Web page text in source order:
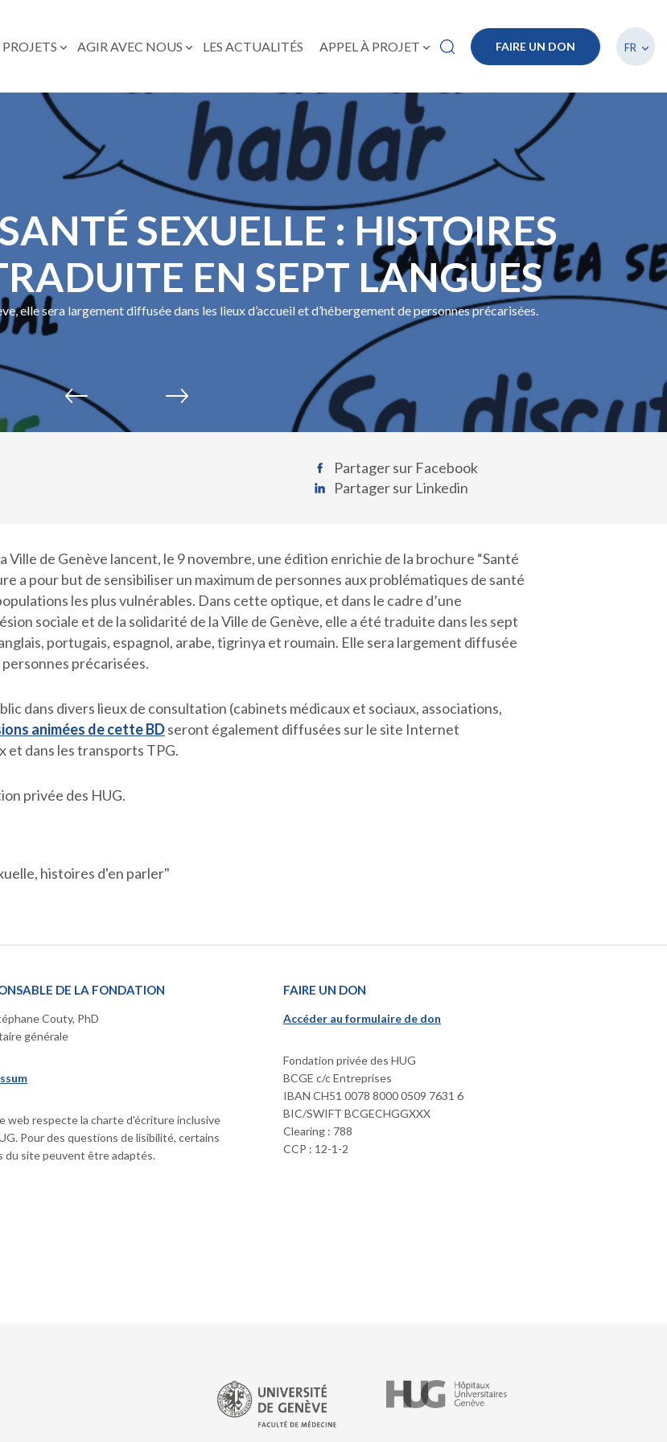
PROJETS AGIR AVEC NOUS LES ACTUALITÉS APPEL À PROJET FAIRE UN DON FR
Lister
SEXUELLE : HISTOIRES
EN SEPT LANGUES
elle sera largement diffusée dans les lieux d’accueil et d’hébergement de personnes précarisées.
Partager sur Facebook
Partager sur Linkedin
Ville de Genève lancent, le 9 novembre, une édition enrichie de la brochure “Santé
a pour but de sensibiliser un maximum de personnes aux problématiques de santé
les plus vulnérables. Dans cette optique, et dans le cadre d’une
sociale et de la solidarité de la Ville de Genève, elle a été traduite dans les sept
portugais, espagnol, arabe, tigrinya et roumain. Elle sera largement diffusée
précarisées.
dans divers lieux de consultation (cabinets médicaux et sociaux, associations,
animées de cette BDseront également diffusées sur le site Internet
et dans les transports TPG.
privée des HUG.
histoires d'en parler"
DE LA FONDATION
Couty, PhD
générale
web respecte la charte d'écriture inclusive
Pour des questions de lisibilité, certains
du site peuvent être adaptés.
FAIRE UN DON
Accéder au formulaire de don
Fondation privée des HUG
BCGE c/c Entreprises
IBAN CH51 0078 8000 0509 7631 6
BIC/SWIFT BCGECHGGXXX
Clearing : 788
CCP : 12-1-2